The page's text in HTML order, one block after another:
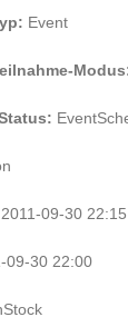
Event
2011-09-30 22:15
09-30 22:00